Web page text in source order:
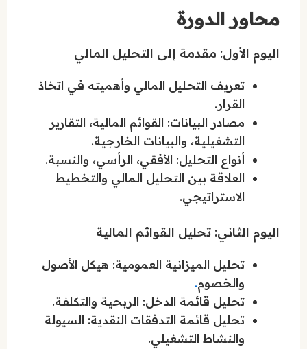
محاور الدورة
اليوم الأول: مقدمة إلى التحليل المالي
تعريف التحليل المالي وأهميته في اتخاذ
القرار.
مصادر البيانات: القوائم المالية، التقارير
التشغيلية، والبيانات الخارجية.
أنواع التحليل: الأفقي، الرأسي، والنسبة.
العلاقة بين التحليل المالي والتخطيط
الاستراتيجي.
اليوم الثاني: تحليل القوائم المالية
تحليل الميزانية العمومية: هيكل الأصول
والخصوم.
تحليل قائمة الدخل: الربحية والتكلفة.
تحليل قائمة التدفقات النقدية: السيولة
والنشاط التشغيلي.